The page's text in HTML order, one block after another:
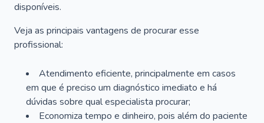
disponíveis.
Veja as principais vantagens de procurar esse
profissional:
Atendimento eficiente, principalmente em casos
em que é preciso um diagnóstico imediato e há
dúvidas sobre qual especialista procurar;
Economiza tempo e dinheiro, pois além do paciente